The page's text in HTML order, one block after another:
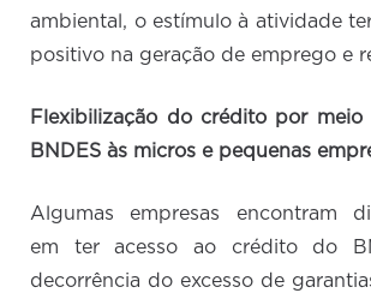
ambiental, o estímulo à atividade
positivo na geração de emprego e
Flexibilização do crédito por meio
BNDES às micros e pequenas
Algumas empresas encontram
em ter acesso ao crédito do
decorrência do excesso de